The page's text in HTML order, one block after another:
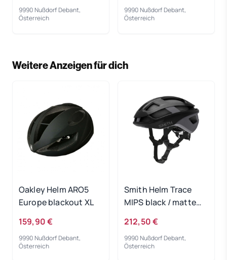
9990 Nußdorf Debant,
Österreich
9990 Nußdorf Debant,
Österreich
Weitere Anzeigen für dich
Oakley Helm ARO5
Europe blackout XL
159,90 €
9990 Nußdorf Debant,
Österreich
Smith Helm Trace
MIPS black / matte
212,50 €
9990 Nußdorf Debant,
Österreich